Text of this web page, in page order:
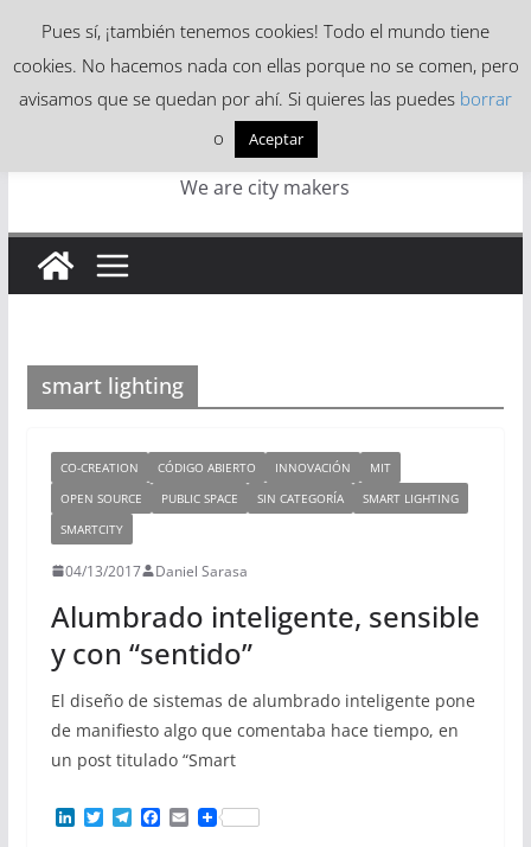
Skip
to
content
We are city makers
smart lighting
CO-CREATION CÓDIGO ABIERTO INNOVACIÓN
MIT
OPEN SOURCE
PUBLIC SPACE SIN CATEGORÍA
SMART LIGHTING
SMARTCITY
04/13/2017 Daniel Sarasa
Alumbrado inteligente, sensible
y con “sentido”
El diseño de sistemas de alumbrado inteligente pone
de manifiesto algo que comentaba hace tiempo, en
un post titulado “Smart
L
i
T
w
T
e
F
a
E
m
Pues sí, ¡también tenemos cookies! Todo el mundo tiene
cookies. No hacemos nada con ellas porque no se comen, pero
avisamos que se quedan por ahí. Si quieres las puedes borrar
o
Aceptar